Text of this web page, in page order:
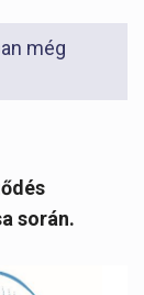
még
során.